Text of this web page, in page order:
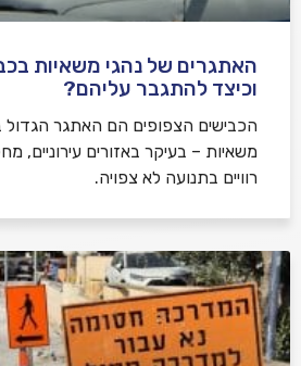
האתגרים של נהגי משאיות
וכיצד להתגבר עליהם?
הכבישים הצפופים הם האתגר הגדול
משאיות – בעיקר באזורים עירוניים,
רוויים בתנועה לא צפויה.